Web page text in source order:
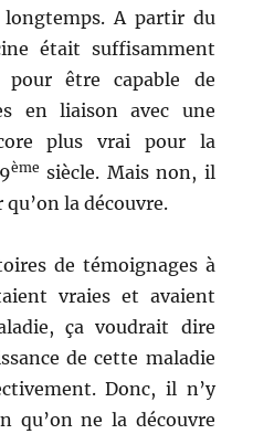
A partir du
était suffisamment
pour être capable de
en liaison avec une
plus vrai pour la
ème siècle. Mais non, il
la découvre.
de témoignages à
vraies et avaient
ça voudrait dire
de cette maladie
Donc, il n’y
qu’on ne la découvre